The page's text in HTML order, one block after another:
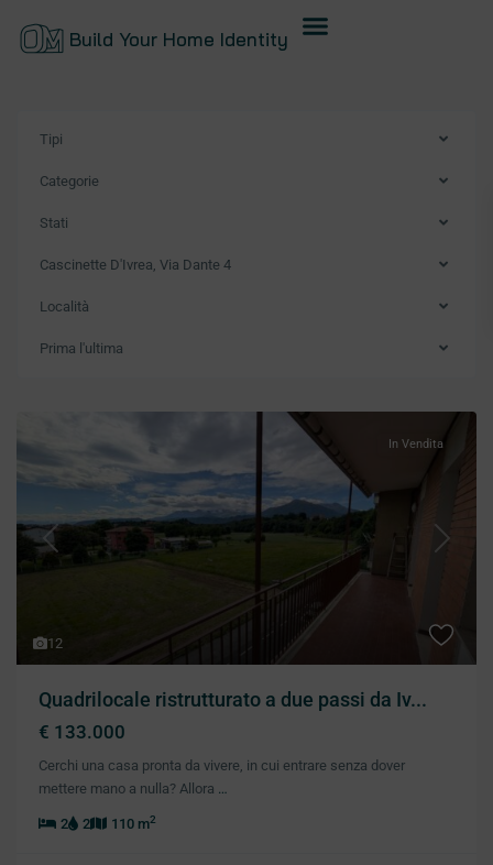
Build Your Home Identity
Tipi
Categorie
Stati
Cascinette D'Ivrea, Via Dante 4
Località
Prima l'ultima
12
Previous Next
In Vendita
Quadrilocale ristrutturato a due passi da Iv...
€ 133.000
Cerchi una casa pronta da vivere, in cui entrare senza dover
mettere mano a nulla? Allora …
2 2 110 m2